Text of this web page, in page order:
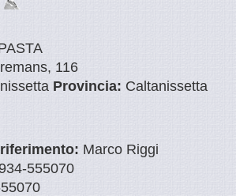
116
Provincia: Caltanissetta
Marco Riggi
555070